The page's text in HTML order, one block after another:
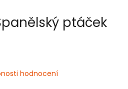
ptáček
hodnocení